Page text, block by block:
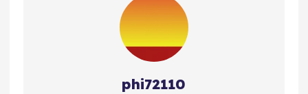
phi72110